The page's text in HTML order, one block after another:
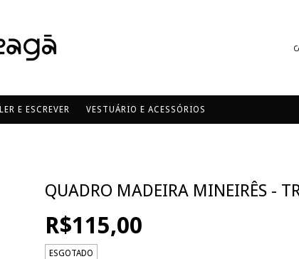
LER E ESCREVER VESTUÁRIO E ACESSÓRIOS
QUADRO MADEIRA MINEIRÊS -
R$115,00
ESGOTADO